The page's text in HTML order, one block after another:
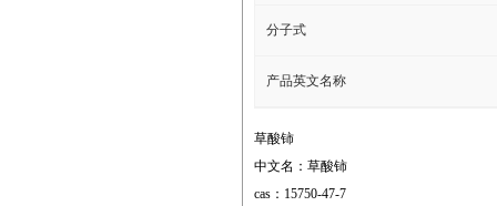
分子式
产品英文名称
草酸铈
中文名：草酸铈
cas：15750-47-7